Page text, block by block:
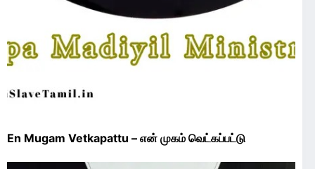
En Mugam Vetkapattu – என் முகம் வெட்கப்பட்டு